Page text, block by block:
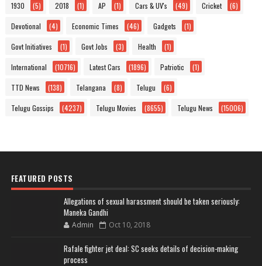
1930 (5) 2018 (1) AP (1) Cars & UV's (49) Cricket (6)
Devotional (4) Economic Times (46) Gadgets (1)
Govt Initiatives (1) Govt Jobs (3) Health (1)
International (10716) Latest Cars (1896) Patriotic (1)
TTD News (138) Telangana (8) Telugu (6)
Telugu Gossips (4237) Telugu Movies (8655) Telugu News (15006)
FEATURED POSTS
Allegations of sexual harassment should be taken seriously:
Maneka Gandhi
Admin Oct 10, 2018
Rafale fighter jet deal: SC seeks details of decision-making
process